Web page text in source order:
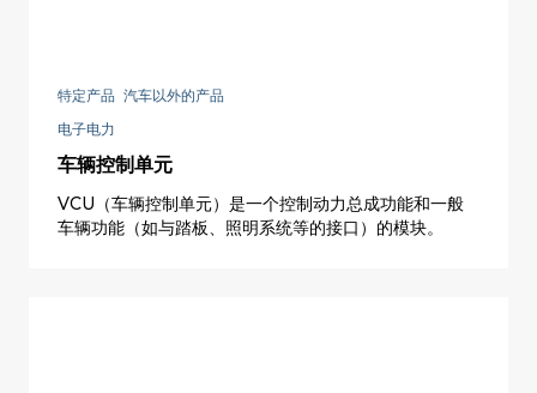
特定产品 汽车以外的产品
电子电力
车辆控制单元
VCU（车辆控制单元）是一个控制动力总成功能和一般
车辆功能（如与踏板、照明系统等的接口）的模块。